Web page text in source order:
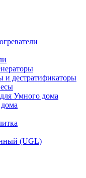
и дестратификаторы
Умного дома
(UGL)